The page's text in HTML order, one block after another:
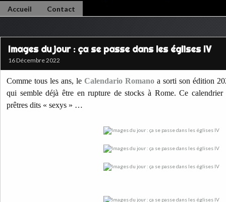
Accueil Contact
Images du jour : ça se passe dans les églises IV
16 Décembre 2022
Comme tous les ans, le Calendario Romano a sorti son édition
qui semble déjà être en rupture de stocks à Rome. Ce calendrier
prêtres dits « sexys » …